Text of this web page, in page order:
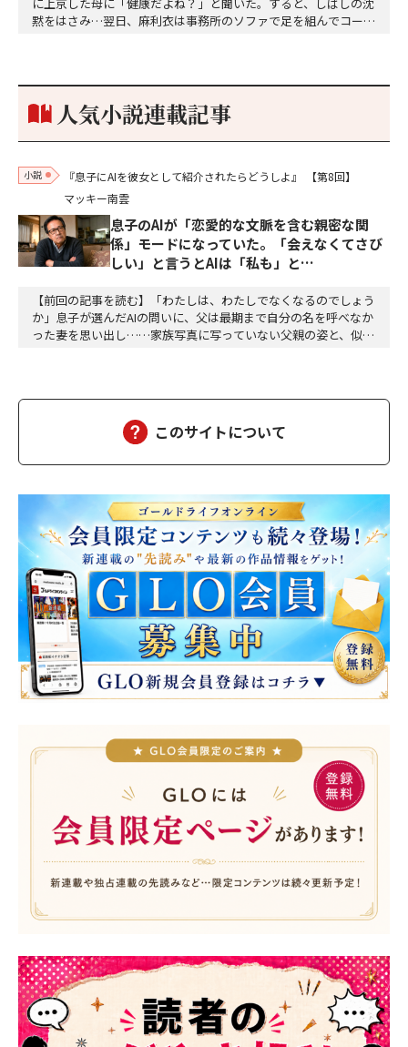
黙をはさみ…翌日、麻利衣は事務所のソファで足を組んでコーヒ
個のサイコロが握られていた。「やはり私はあなたの超…
人気小説連載記事
小説 『息子にAIを彼女として紹介されたらどうしよ』
【第8回】
マッキー南雲
息子のAIが「恋愛的な文脈を含む親密な関
係」モードになっていた。「会えなくてさび
しい」と言うとAIは「私も」と…
【前回の記事を読む】「わたしは、わたしでなくなるのでしょう
か」息子が選んだAIの問いに、父は最期まで自分の名を呼べなか
った妻を思い出し……家族写真に写っていない父親の姿と、似て
しだけ目を伏せた。「ただ、アラタさんが、わたしの名…
このサイトについて